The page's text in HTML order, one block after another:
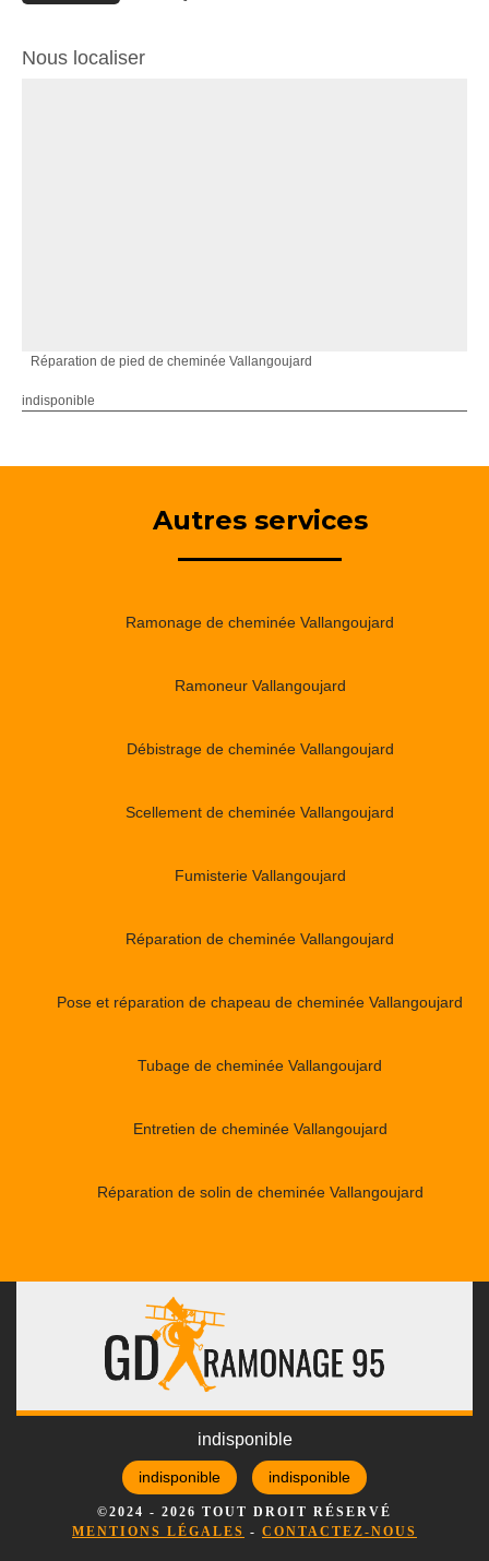
Nous localiser
Réparation de pied de cheminée Vallangoujard
indisponible
Autres services
Ramonage de cheminée Vallangoujard
Ramoneur Vallangoujard
Débistrage de cheminée Vallangoujard
Scellement de cheminée Vallangoujard
Fumisterie Vallangoujard
Réparation de cheminée Vallangoujard
Pose et réparation de chapeau de cheminée Vallangoujard
Tubage de cheminée Vallangoujard
Entretien de cheminée Vallangoujard
Réparation de solin de cheminée Vallangoujard
indisponible
indisponible indisponible
©2024 - 2026 TOUT DROIT RÉSERVÉ
MENTIONS LÉGALES - CONTACTEZ-NOUS